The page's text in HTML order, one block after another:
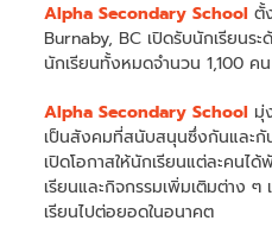
Alpha Secondary School ตั้
Burnaby, BC เปิดรับนักเรียนร
นักเรียนทั้งหมดจำนวน 1,100 คน
Alpha Secondary School มุ่
เป็นสังคมที่สนับสนุนซึ่งกันและกั
เปิดโอกาสให้นักเรียนแต่ละคนไ
เรียนและกิจกรรมเพิ่มเติมต่าง
เรียนไปต่อยอดในอนาคต